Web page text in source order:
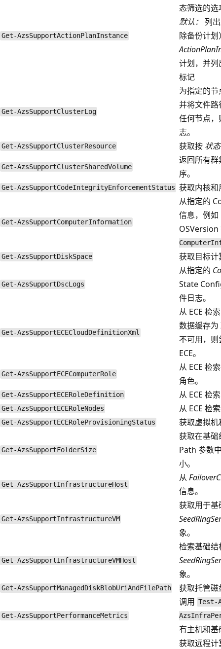
Get-AzsSupportActionPlanInstance
态筛选的
默认： 列
除备份计
计划，并
标记
Get-AzsSupportClusterLog
为指定的
并将文件
任何节点
志。
Get-AzsSupportClusterResource 获取按 状态
Get-AzsSupportClusterSharedVolume
返回所有
序。
Get-AzsSupportCodeIntegrityEnforcementStatus 获取内核
Get-AzsSupportComputerInformation
从指定的
信息，例
OSVersion
Get-AzsSupportDiskSpace
获取目标
Get-AzsSupportDscLogs
从指定的
State
件日志。
Get-AzsSupportECECloudDefinitionXml
从 ECE 检
数据缓存
不可用，
ECE。
Get-AzsSupportECEComputerRole
从 ECE 检
角色。
Get-AzsSupportECERoleDefinition 从 ECE 检
Get-AzsSupportECERoleNodes 从 ECE 检
Get-AzsSupportECERoleProvisioningStatus 获取虚拟
Get-AzsSupportFolderSize
获取在基
Path 参数
小。
Get-AzsSupportInfrastructureHost
从
信息。
Get-AzsSupportInfrastructureVM
获取用于基
象。
Get-AzsSupportInfrastructureVMHost
检索基础结
象。
Get-AzsSupportManagedDiskBlobUriAndFilePath 获取托管
Get-AzsSupportPerformanceMetrics
调用 Test-
有主机和
获取远程